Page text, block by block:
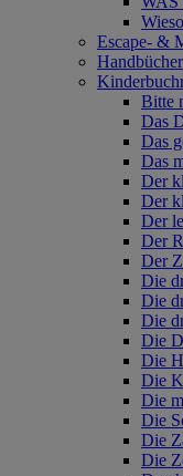
Escape- &
Handbücher
Bitte
Das
Das
Das
Der
Der
Der
Der
Der
Die
Die
Die
Die
Die
Die
Die
Die
Die
Die